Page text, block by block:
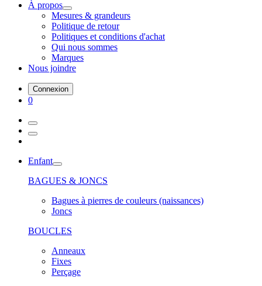
À propos
Mesures & grandeurs
Politique de retour
Politiques et conditions d'achat
Qui nous sommes
Marques
Nous joindre
Connexion
0
Enfant
BAGUES & JONCS
Bagues à pierres de couleurs (naissances)
Joncs
BOUCLES
Anneaux
Fixes
Perçage